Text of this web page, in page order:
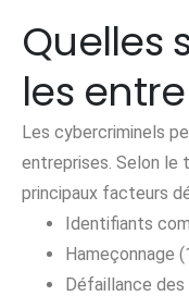
Quelles
les
Les cybercriminels
entreprises. Selon le
principaux facteurs
Identifiants
Hameçonnage
Défaillance des